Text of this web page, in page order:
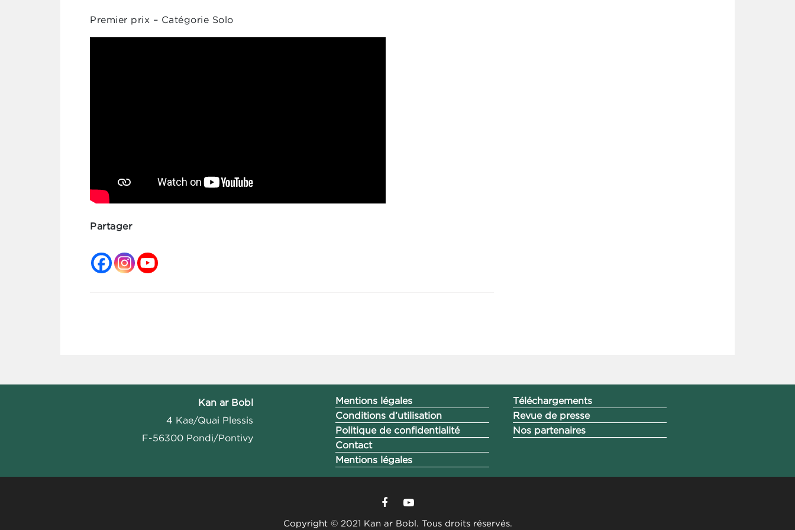
Premier prix – Catégorie Solo
Partager
Kan ar Bobl
4 Kae/Quai Plessis
F-56300 Pondi/Pontivy
Mentions légales
Conditions d’utilisation
Politique de confidentialité
Contact
Mentions légales
Téléchargements
Revue de presse
Nos partenaires
Copyright © 2021 Kan ar Bobl. Tous droits réservés.